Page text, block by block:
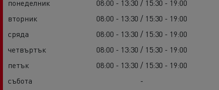
понеделник
08:00 - 13:30 / 15:30 - 19:00
вторник
08:00 - 13:30 / 15:30 - 19:00
сряда
08:00 - 13:30 / 15:30 - 19:00
четвъртък
08:00 - 13:30 / 15:30 - 19:00
петък
08:00 - 13:30 / 15:30 - 19:00
събота
-